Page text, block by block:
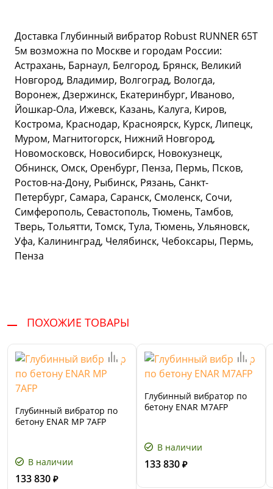
Доставка Глубинный вибратор Robust RUNNER 65Т
5м возможна по Москве и городам России:
Астрахань, Барнаул, Белгород, Брянск, Великий
Новгород, Владимир, Волгоград, Вологда,
Воронеж, Дзержинск, Екатеринбург, Иваново,
Йошкар-Ола, Ижевск, Казань, Калуга, Киров,
Кострома, Краснодар, Красноярск, Курск, Липецк,
Муром, Магнитогорск, Нижний Новгород,
Новомосковск, Новосибирск, Новокузнецк,
Обнинск, Омск, Оренбург, Пенза, Пермь, Псков,
Ростов-на-Дону, Рыбинск, Рязань, Санкт-
Петербург, Самара, Саранск, Смоленск, Сочи,
Симферополь, Севастополь, Тюмень, Тамбов,
Тверь, Тольятти, Томск, Тула, Тюмень, Ульяновск,
Уфа, Калининград, Челябинск, Чебоксары, Пермь,
Пенза
ПОХОЖИЕ ТОВАРЫ
Глубинный вибратор по
бетону ENAR МP 7AFР
В наличии
133 830 ₽
Глубинный вибратор по
бетону ENAR М7AFР
В наличии
133 830 ₽